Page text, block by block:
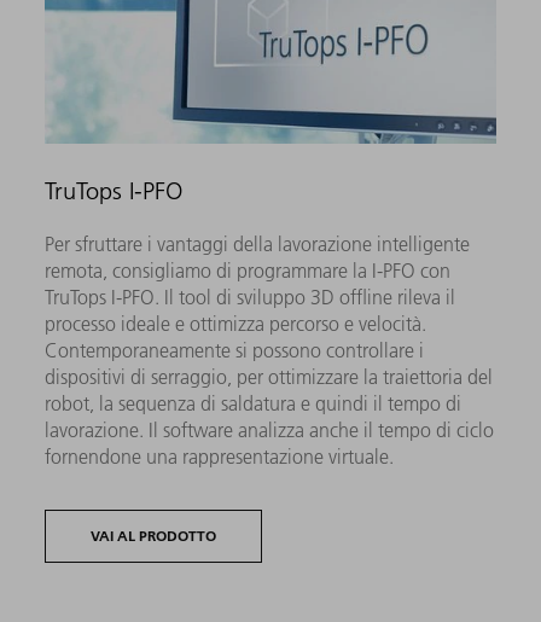
TruTops I-PFO
Per sfruttare i vantaggi della lavorazione intelligente
remota, consigliamo di programmare la I-PFO con
TruTops I-PFO. Il tool di sviluppo 3D offline rileva il
processo ideale e ottimizza percorso e velocità.
Contemporaneamente si possono controllare i
dispositivi di serraggio, per ottimizzare la traiettoria del
robot, la sequenza di saldatura e quindi il tempo di
lavorazione. Il software analizza anche il tempo di ciclo
fornendone una rappresentazione virtuale.
VAI AL PRODOTTO